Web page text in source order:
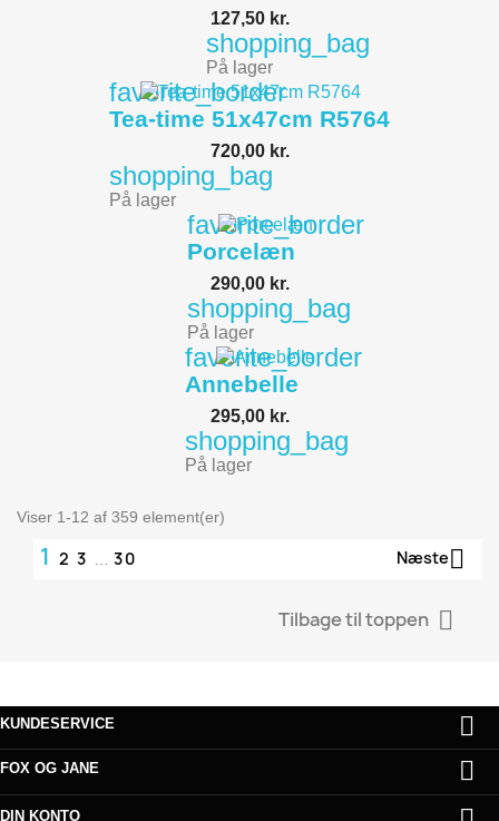
127,50 kr.
shopping_bag
På lager
favorite_border
Tea-time 51x47cm R5764
720,00 kr.
shopping_bag
På lager
favorite_border
Porcelæn
290,00 kr.
shopping_bag
På lager
favorite_border
Annebelle
295,00 kr.
shopping_bag
På lager
Viser 1-12 af 359 element(er)
1 2 3 30 Næste
Tilbage til toppen 
KUNDESERVICE 
FOX OG JANE 
DIN KONTO